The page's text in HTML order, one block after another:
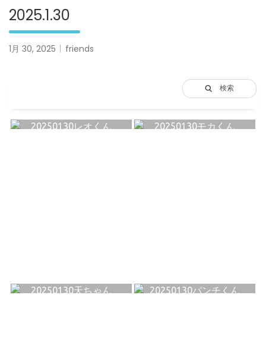
2025.1.30
1月 30, 2025 friends
検索
20250130レオくん 20250130モカくん
20250130天ちゃん 20250130パンチくん